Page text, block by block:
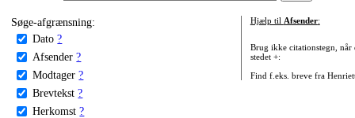
Søge-afgrænsning:
Dato ?
Afsender ?
Modtager ?
Brevtekst ?
Herkomst ?
Hjælp til Afsender:
Brug ikke citationstegn, når
stedet +:
Find f.eks. breve fra